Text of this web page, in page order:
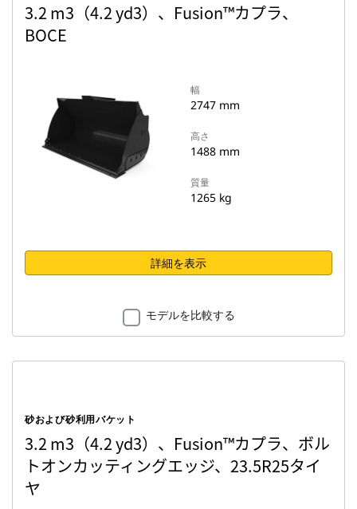
3.2 m3（4.2 yd3）、Fusion™カプラ、
BOCE
幅
2747 mm
高さ
1488 mm
質量
1265 kg
詳細を表示
モデルを比較する
砂および砂利用バケット
3.2 m3（4.2 yd3）、Fusion™カプラ、ボル
トオンカッティングエッジ、23.5R25タイ
ヤ